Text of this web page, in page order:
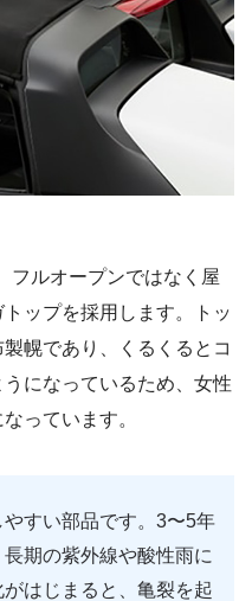
フルオープンではなく屋
ップを採用します。トッ
幌であり、くるくるとコ
になっているため、女性
っています。
すい部品です。3〜5年
期の紫外線や酸性雨に
はじまると、亀裂を起